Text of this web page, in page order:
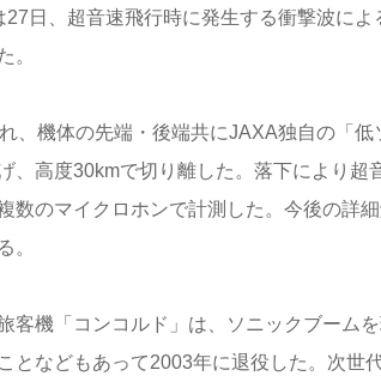
日、超音速飛行時に発生する衝撃波に
。
、機体の先端・後端共にJAXA独自の「
、高度30kmで切り離した。落下により超
数のマイクロホンで計測した。今後の詳
。
客機「コンコルド」は、ソニックブーム
となどもあって2003年に退役した。次世